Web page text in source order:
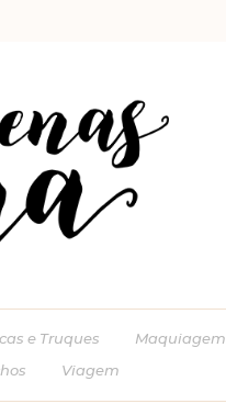
e Truques Maquiagem
Viagem